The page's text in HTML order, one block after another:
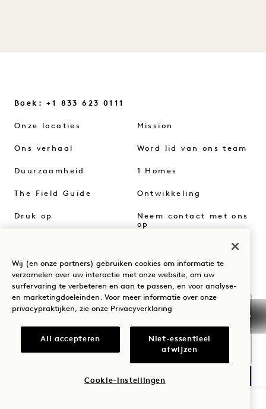
Boek: +1 833 623 0111
Onze locaties
Ons verhaal
Duurzaamheid
The Field Guide
Druk op
Mission
Word lid van ons team
1 Homes
Ontwikkeling
Neem contact met ons
op
Wees de eerste die alles te weten komt over 1 Hotels.
Voornaam
Achternaam
Wij (en onze partners) gebruiken cookies om informatie te
verzamelen over uw interactie met onze website, om uw
surfervaring te verbeteren en aan te passen, en voor analyse-
en marketingdoeleinden. Voor meer informatie over onze
privacypraktijken, zie onze Privacyverklaring
All accepteren
Niet-essentieel
afwijzen
Cookie-instellingen